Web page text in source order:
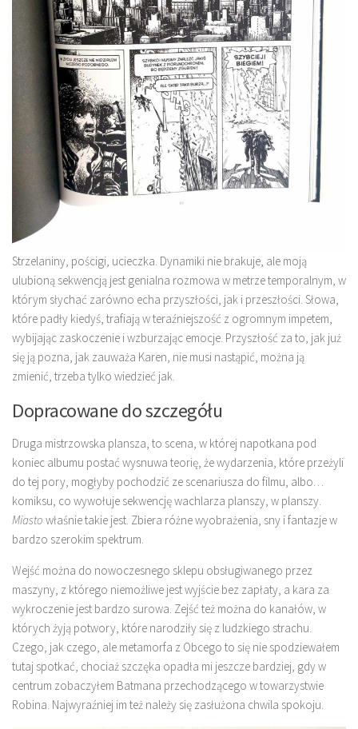
Strzelaniny, pościgi, ucieczka. Dynamiki nie brakuje, ale moją
ulubioną sekwencją jest genialna rozmowa w metrze temporalnym, w
którym słychać zarówno echa przyszłości, jak i przeszłości. Słowa,
które padły kiedyś, trafiają w teraźniejszość z ogromnym impetem,
wybijając zaskoczenie i wzburzając emocje. Przyszłość za to, jak już
się ją pozna, jak zauważa Karen, nie musi nastąpić, można ją
zmienić, trzeba tylko wiedzieć jak.
Dopracowane do szczegółu
Druga mistrzowska plansza, to scena, w której napotkana pod
koniec albumu postać wysnuwa teorię, że wydarzenia, które przeżyli
do tej pory, mogłyby pochodzić ze scenariusza do filmu, albo…
komiksu, co wywołuje sekwencję wachlarza planszy, w planszy.
Miasto właśnie takie jest. Zbiera różne wyobrażenia, sny i fantazje w
bardzo szerokim spektrum.
Wejść można do nowoczesnego sklepu obsługiwanego przez
maszyny, z którego niemożliwe jest wyjście bez zapłaty, a kara za
wykroczenie jest bardzo surowa. Zejść też można do kanałów, w
których żyją potwory, które narodziły się z ludzkiego strachu.
Czego, jak czego, ale metamorfa z Obcego to się nie spodziewałem
tutaj spotkać, chociaż szczęka opadła mi jeszcze bardziej, gdy w
centrum zobaczyłem Batmana przechodzącego w towarzystwie
Robina. Najwyraźniej im też należy się zasłużona chwila spokoju.